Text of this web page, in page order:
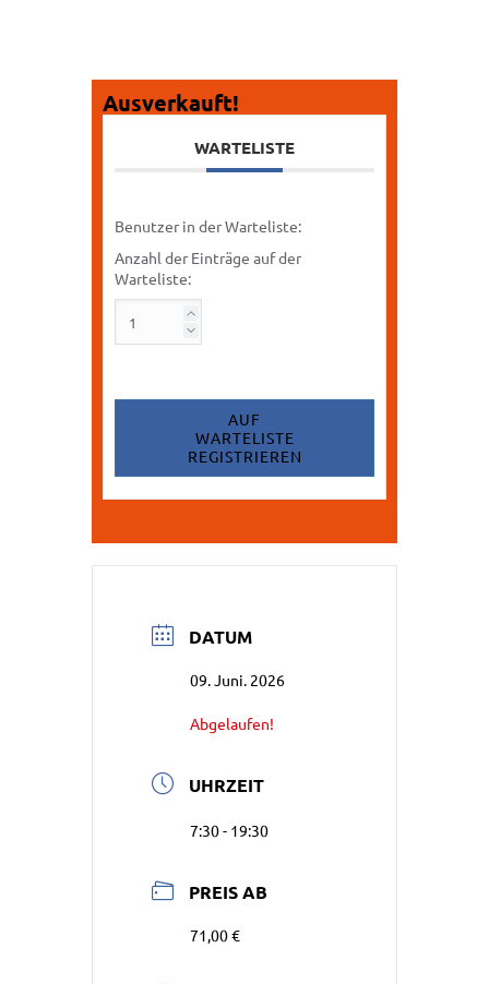
Ausverkauft!
WARTELISTE
Benutzer in der Warteliste:
Anzahl der Einträge auf der
Warteliste:
AUF
WARTELISTE
REGISTRIEREN
DATUM
09. Juni. 2026
Abgelaufen!
UHRZEIT
7:30 - 19:30
PREIS AB
71,00 €